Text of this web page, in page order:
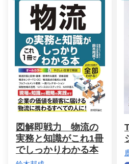
図解即戦力 物流の
実務と知識がこれ1冊
でしっかりわかる本